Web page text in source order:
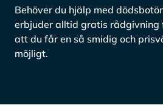
Behöver du hjälp med
erbjuder alltid gratis rådgivning
att du får en så smidig och
möjligt.